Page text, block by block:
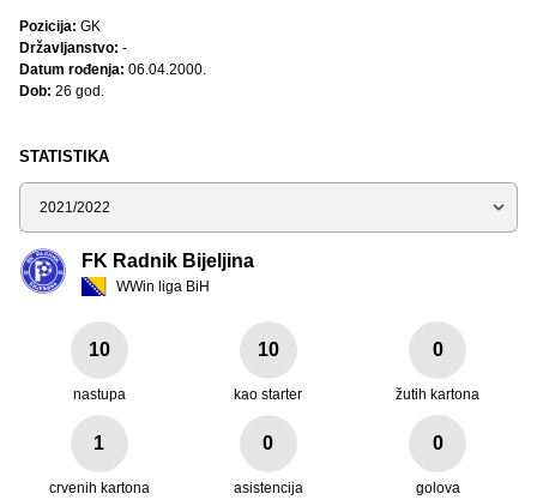
STATISTIKA
Sezona
FK Radnik Bijeljina
WWin liga BiH
10
nastupa
10
kao starter
0
žutih kartona
1
crvenih kartona
0
asistencija
0
golova
Pozicija: GK
Državljanstvo: -
Datum rođenja: 06.04.2000.
Dob: 26 god.